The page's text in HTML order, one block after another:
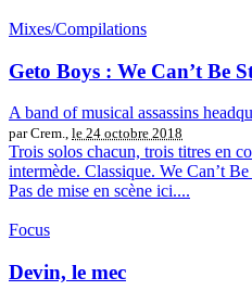
Mixes/Compilations
Geto Boys : We Can’t Be
A band of musical assassins
par Crem., le 24 octobre 2018
Trois solos chacun, trois titres en
intermède. Classique. We Can’t
Pas de mise en scène ici....
Focus
Devin, le mec